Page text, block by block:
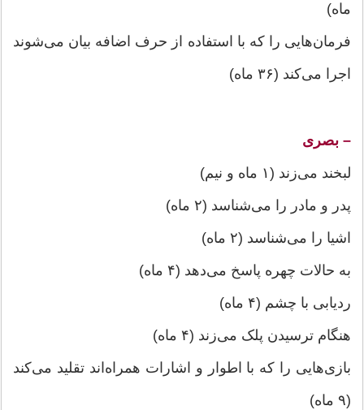
ماه)
فرمان‌هایی را که با استفاده از حرف اضافه بیان می‌شوند
اجرا می‌کند (۳۶ ماه)
– بصری
لبخند می‌زند (۱ ماه و نیم)
پدر و مادر را می‌شناسد (۲ ماه)
اشیا را می‌شناسد (۲ ماه)
به حالات چهره پاسخ می‌دهد (۴ ماه)
ردیابی با چشم (۴ ماه)
هنگام ترسیدن پلک می‌زند (۴ ماه)
بازی‌هایی را که با اطوار و اشارات همراه‌اند تقلید می‌کند
(۹ ماه)